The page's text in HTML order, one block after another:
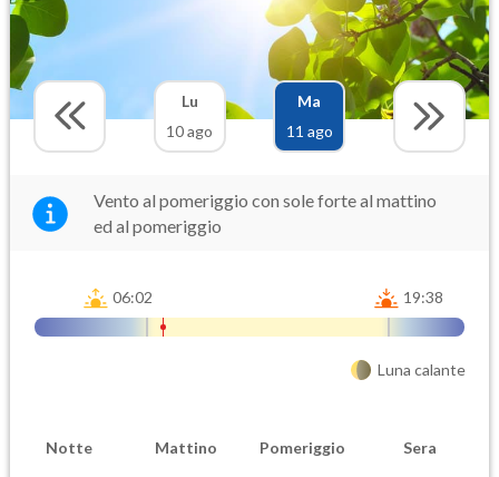
Lu
10 ago
Ma
11 ago
Vento al pomeriggio con sole forte al mattino
ed al pomeriggio
06:02 19:38
Luna calante
Notte Mattino Pomeriggio Sera